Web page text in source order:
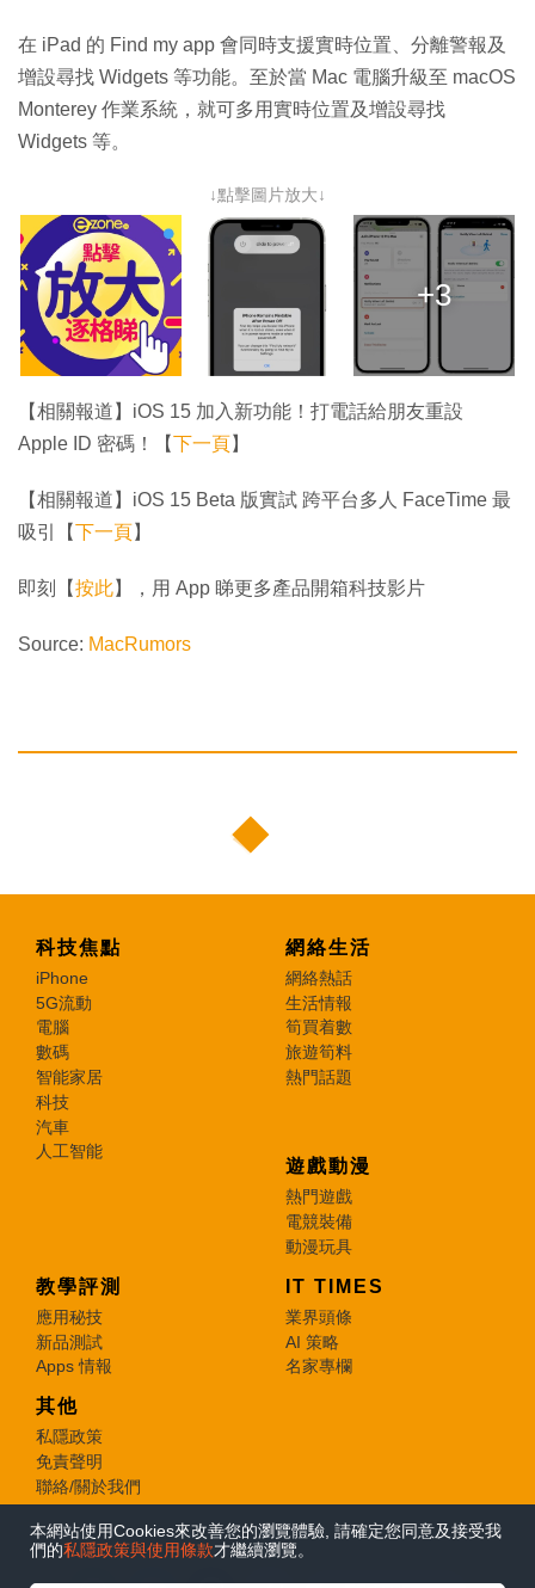
本網站使用Cookies來改善您的瀏覽體驗, 請確定您同意及接受我
們的私隱政策與使用條款才繼續瀏覽。
在 iPad‌ 的 Find my app 會同時支援實時位置、分離警報及
增設尋找 Widgets 等功能。至於當 Mac 電腦升級至 macOS
Monterey 作業系統，就可多用實時位置及增設尋找
Widgets 等。
↓點擊圖片放大↓
+3
【相關報道】iOS 15 加入新功能！打電話給朋友重設
Apple ID 密碼！【下一頁】
【相關報道】iOS 15 Beta 版實試 跨平台多人 FaceTime 最
吸引【下一頁】
即刻【按此】，用 App 睇更多產品開箱科技影片
Source: MacRumors
科技焦點
iPhone
5G流動
電腦
數碼
智能家居
科技
汽車
人工智能
網絡生活
網絡熱話
生活情報
筍買着數
旅遊筍料
熱門話題
遊戲動漫
熱門遊戲
電競裝備
動漫玩具
教學評測
應用秘技
新品測試
Apps 情報
IT TIMES
業界頭條
AI 策略
名家專欄
其他
私隱政策
免責聲明
聯絡/關於我們
© 2026 e-zone. All Rights Reserved.